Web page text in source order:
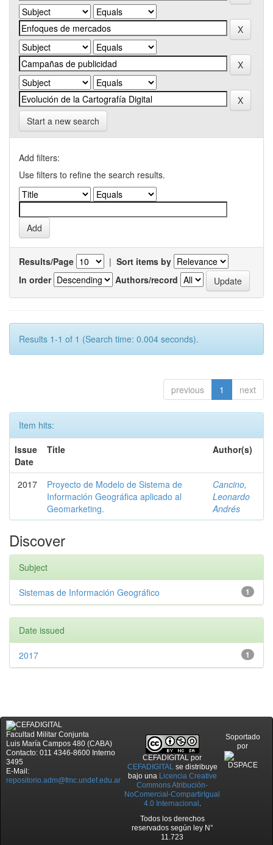
Start a new search
Add filters:
Use filters to refine the search results.
Results/Page | Sort items by
In order
Authors/record
Results 1-1 of 1 (Search time: 0.004 seconds).
previous 1 next
Item hits:
Issue
Date
Title Author(s)
2017
Proyecto de Modelo de Sistema de
Información Geográfica aplicado al
Geomarketing.
Cancino,
Leonardo
Andrés
Discover
Subject
1
Sistemas de Información Geográfico
Date issued
1
2017
Facultad Militar Conjunta
Luis María Campos 480 (CABA)
Contacto: 011 4346-8600 Interno
3495
E-Mail:
repositorio.adm@fmc.undef.edu.ar
CEFADIGITAL por
CEFADIGITALse distribuye
bajo una Licencia Creative
Commons Atribución-
NoComercial-CompartirIgual
4.0 Internacional .
Todos los derechos
reservados según ley N°
11.723
Soportado
por